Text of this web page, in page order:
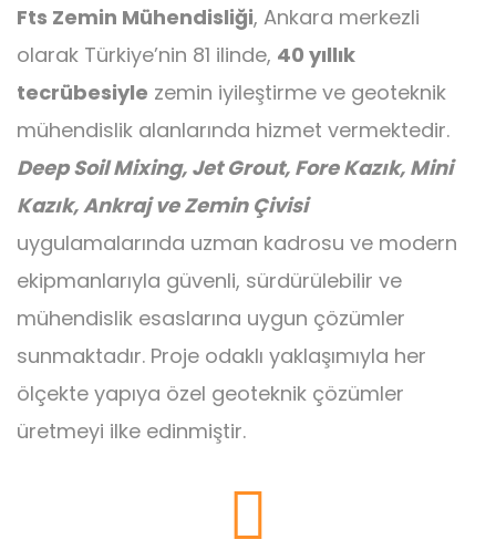
Mini Kazık
Fts Zemin Mühendisliği, Ankara merkezli
olarak Türkiye’nin 81 ilinde, 40 yıllık
tecrübesiyle zemin iyileştirme ve geoteknik
mühendislik alanlarında hizmet vermektedir.
Deep Soil Mixing, Jet Grout, Fore Kazık, Mini
Kazık, Ankraj ve Zemin Çivisi
uygulamalarında uzman kadrosu ve modern
ekipmanlarıyla güvenli, sürdürülebilir ve
mühendislik esaslarına uygun çözümler
sunmaktadır. Proje odaklı yaklaşımıyla her
ölçekte yapıya özel geoteknik çözümler
üretmeyi ilke edinmiştir.